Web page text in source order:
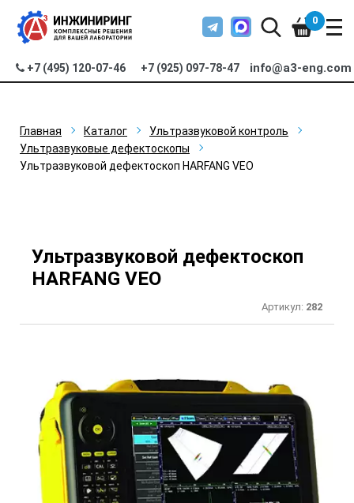
+7 (495) 120-07-46 +7 (925) 097-78-47 info@a3-eng.com
0
Главная Каталог
Ультразвуковой контроль
Ультразвуковые дефектоскопы
Ультразвуковой дефектоскоп HARFANG VEO
Ультразвуковой дефектоскоп
HARFANG VEO
Артикул: 282